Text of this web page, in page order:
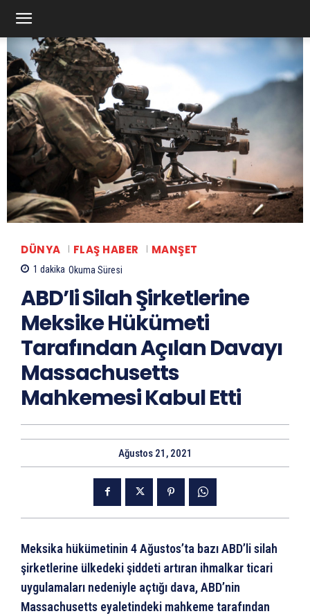
DÜNYA FLAŞ HABER MANŞET
1 dakika Okuma Süresi
ABD’li Silah Şirketlerine
Meksike Hükümeti
Tarafından Açılan Davayı
Massachusetts
Mahkemesi Kabul Etti
Ağustos 21, 2021
Meksika hükümetinin 4 Ağustos’ta bazı ABD’li silah
şirketlerine ülkedeki şiddeti artıran ihmalkar ticari
uygulamaları nedeniyle açtığı dava, ABD’nin
Massachusetts eyaletindeki mahkeme tarafından